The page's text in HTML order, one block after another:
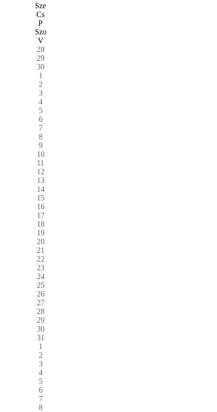
Sze
Cs
P
Szo
V
28
29
30
1
2
3
4
5
6
7
8
9
10
11
12
13
14
15
16
17
18
19
20
21
22
23
24
25
26
27
28
29
30
31
1
2
3
4
5
6
7
8